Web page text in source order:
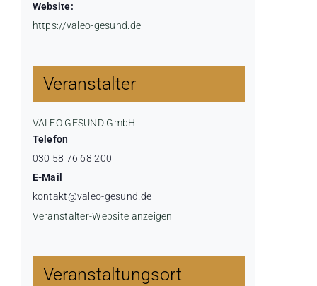
Website:
https://valeo-gesund.de
Veranstalter
VALEO GESUND GmbH
Telefon
030 58 76 68 200
E-Mail
kontakt@valeo-gesund.de
Veranstalter-Website anzeigen
Veranstaltungsort